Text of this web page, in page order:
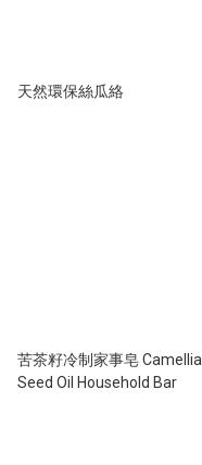
天然環保絲瓜絡
苦茶籽冷制家事皂 Camellia
Seed Oil Household Bar